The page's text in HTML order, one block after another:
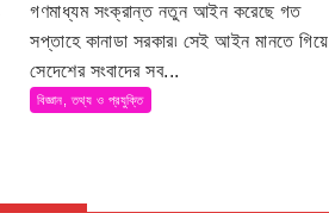
গণমাধ্যম সংক্রান্ত নতুন আইন করেছে গত
সপ্তাহে কানাডা সরকার৷ সেই আইন মানতে গিয়ে
সেদেশের সংবাদের সব...
বিজ্ঞান, তথ্য ও প্রযুক্তি